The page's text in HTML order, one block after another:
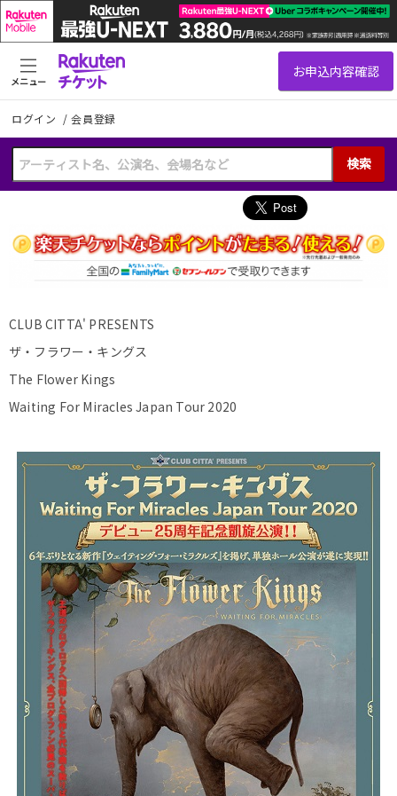
ログイン /会員登録
検索
メニュー
CLUB CITTA' PRESENTS
ザ・フラワー・キングス
The Flower Kings
Waiting For Miracles Japan Tour 2020